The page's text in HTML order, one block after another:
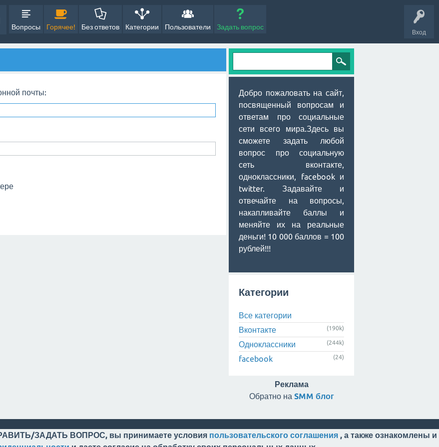
Вход
Вопросы Горячее! Без ответов Категории Пользователи Задать вопрос
почты:
Добро пожаловать на сайт,
посвященный вопросам и
ответам про социальные
сети всего мира.Здесь вы
сможете задать любой
вопрос про социальную
сеть вконтакте,
одноклассники, facebook и
twitter. Задавайте и
отвечайте на вопросы,
накапливайте баллы и
меняйте их на реальные
деньги! 10 000 баллов = 100
рублей!!!
Категории
Все категории
Вконтакте
(190k)
Одноклассники (244k)
facebook (24)
Реклама
Обратно на SMM блог
ЗАДАТЬ ВОПРОС, вы принимаете условия пользовательского соглашения , а также ознакомлены и